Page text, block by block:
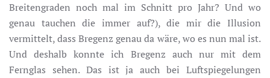
Breitengraden noch mal im Schnitt pro Jahr? Und wo
genau tauchen die immer auf?), die mir die Illusion
vermittelt, dass Bregenz genau da wäre, wo es nun mal ist.
Und deshalb konnte ich Bregenz auch nur mit dem
Fernglas sehen. Das ist ja auch bei Luftspiegelungen